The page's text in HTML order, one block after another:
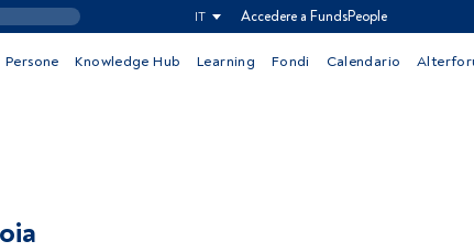
IT Accedere a FundsPeople
Persone Knowledge Hub Learning Fondi Calendario